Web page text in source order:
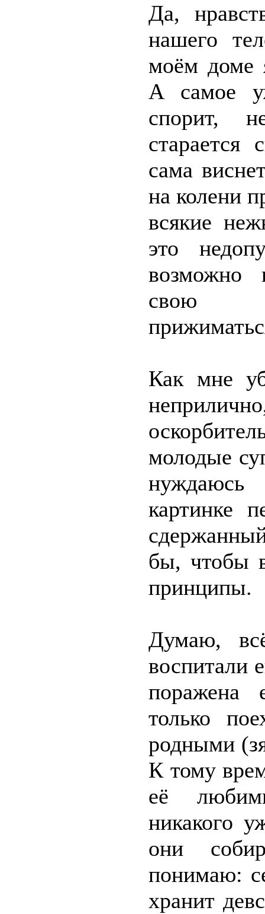
Да,
нашего
моём доме
А самое
спорит,
сама
на колени
всякие
это
возможно
свою
Как мне
молодые
картинке
бы, чтобы
принципы.
Думаю,
воспитали
поражена
только
родными
К тому
её
никакого
они
понимаю:
хранит